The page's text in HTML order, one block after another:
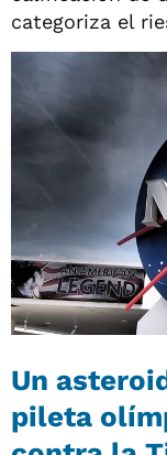
categoriza el
Un
pileta